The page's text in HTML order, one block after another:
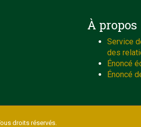
À propos
Service
des
Énoncé
Énoncé
droits réservés.